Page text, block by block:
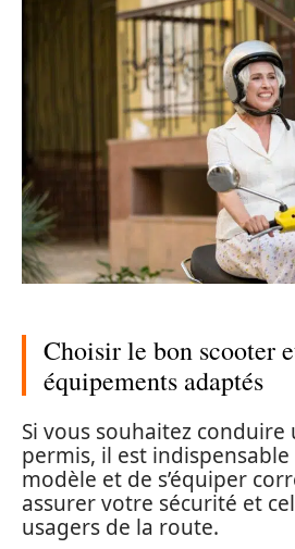
Choisir le bon scooter
équipements adaptés
Si vous souhaitez conduire
permis, il est
modèle et de s’équiper
assurer votre sécurité et
usagers de la route.